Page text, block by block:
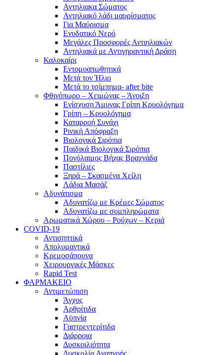
Αντηλιακα Σώματος
Αντηλιακό λάδι μαυρίσματος
Για Μαύρισμα
Ενυδατικό Νερό
Μεγάλες Προσφορές Αντιηλιακών
Αντηλιακά με Αντιγηραντική Δράση
Καλοκαίρι
Εντομοαπωθητικά
Μετά τον Ήλιο
Μετά το τσίμπημα- after bite
Φθινόπωρο – Χειμώνας – Άνοιξη
Ενίσχυση Άμυνας Γρίπη Κρυολόγημα
Γρίπη – Κρυολόγημα
Καταρροή Συνάχι
Ρινική Απόφραξη
Βιολογικά Σιρόπια
Παιδικά Βιολογικά Σιρόπια
Πονόλαιμος Βήχας Βραχνάδα
Παστίλιες
Ξηρά – Σκασμένα Χείλη
Λάδια Μασάζ
Αδυνάτισμα
Αδυνατίζω με Κρέμες Σώματος
Αδυνατίζω με συμπληρώματα
Αρωματικά Χώρου – Ρούχων – Κεριά
COVID-19
Αντισηπτικά
Απολυμαντικά
Κρεμοσάπουνα
Χειρουργικές Μάσκες
Rapid Test
ΦΑΡΜΑΚΕΙΟ
Αντιμετώπιση
Άγχος
Αρθρίτιδα
Αϋπνία
Γαστρεντερίτιδα
Διάρροια
Δυσκοιλιότητα